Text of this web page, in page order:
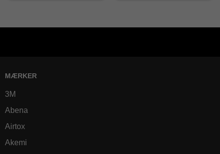
MÆRKER
3M
Abena
Airtox
Akemi